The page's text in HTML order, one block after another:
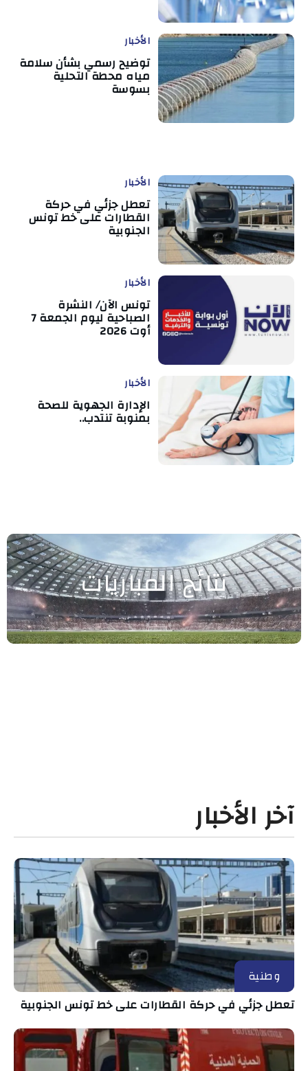
الأخبار
توضيح رسمي بشأن سلامة
مياه محطة التحلية
بسوسة
الأخبار
تعطل جزئي في حركة
القطارات على خط تونس
الجنوبية
الأخبار
تونس الآن/ النشرة
الصباحية ليوم الجمعة 7
أوت 2026
الأخبار
الإدارة الجهوية للصحة
بمنوبة تنتدب..
نتائج المباريات
آخر الأخبار
وطنية
تعطل جزئي في حركة القطارات على خط تونس الجنوبية